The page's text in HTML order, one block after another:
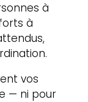
à
à
vos
— ni pour